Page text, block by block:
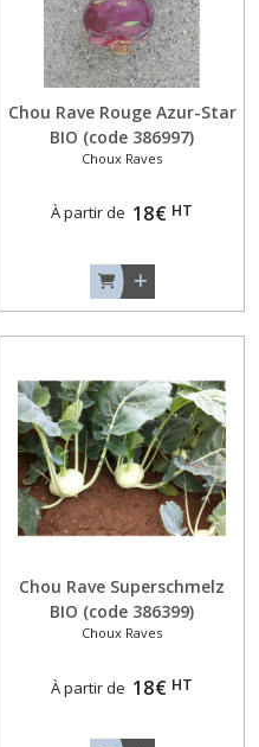
Chou Rave Rouge Azur-Star
BIO (code 386997)
Choux Raves
À partir de 18€ HT
Chou Rave Superschmelz
BIO (code 386399)
Choux Raves
À partir de 18€ HT